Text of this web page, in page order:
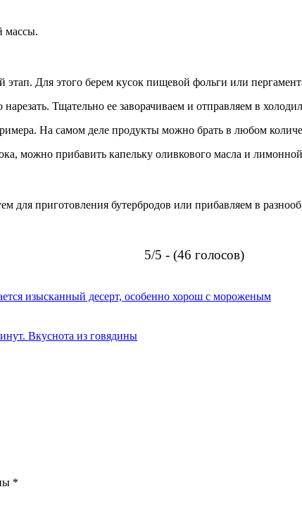
массы.
Для этого берем кусок пищевой фольги или
Тщательно ее заворачиваем и отправляем в
На самом деле продукты можно брать в любом
можно прибавить капельку оливкового масла и
для приготовления бутербродов или прибавляем в
5/5 - (46 голосов)
изысканный десерт, особенно хорош с мороженым
Вкуснота из говядины
*